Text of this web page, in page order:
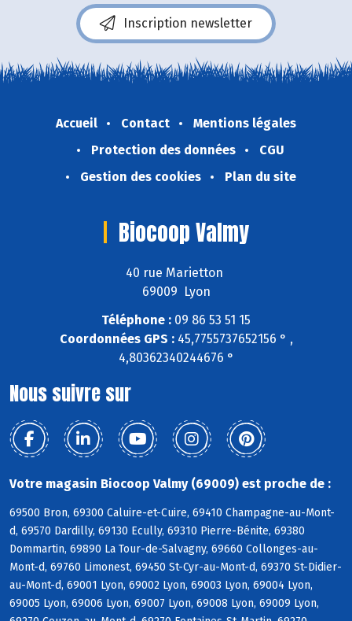
Inscription newsletter
Accueil Contact
Mentions légales
Protection des données
CGU
Gestion des cookies
Plan du site
Biocoop Valmy
40 rue Marietton
69009 Lyon
Téléphone : 09 86 53 51 15
Coordonnées GPS :45,7755737652156 ° ,
4,80362340244676 °
Nous suivre sur
Votre magasin Biocoop Valmy (69009) est proche de :
69500 Bron, 69300 Caluire-et-Cuire, 69410 Champagne-au-Mont-
d, 69570 Dardilly, 69130 Ecully, 69310 Pierre-Bénite, 69380
Dommartin, 69890 La Tour-de-Salvagny, 69660 Collonges-au-
Mont-d, 69760 Limonest, 69450 St-Cyr-au-Mont-d, 69370 St-Didier-
au-Mont-d, 69001 Lyon, 69002 Lyon, 69003 Lyon, 69004 Lyon,
69005 Lyon, 69006 Lyon, 69007 Lyon, 69008 Lyon, 69009 Lyon,